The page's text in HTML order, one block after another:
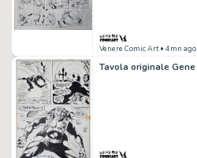
Venere Comic Art• 4mn ago